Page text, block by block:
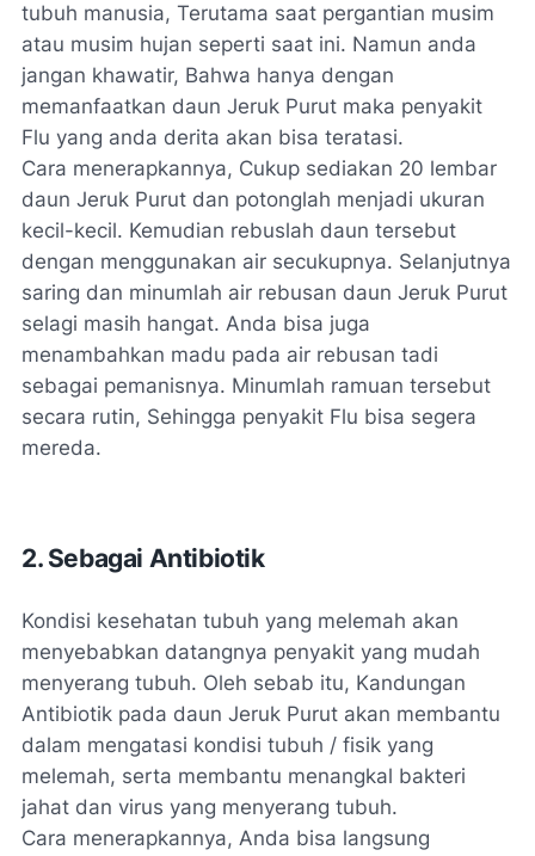
tubuh manusia, Terutama saat pergantian musim
atau musim hujan seperti saat ini. Namun anda
jangan khawatir, Bahwa hanya dengan
memanfaatkan daun Jeruk Purut maka penyakit
Flu yang anda derita akan bisa teratasi.
Cara menerapkannya, Cukup sediakan 20 lembar
daun Jeruk Purut dan potonglah menjadi ukuran
kecil-kecil. Kemudian rebuslah daun tersebut
dengan menggunakan air secukupnya. Selanjutnya
saring dan minumlah air rebusan daun Jeruk Purut
selagi masih hangat. Anda bisa juga
menambahkan madu pada air rebusan tadi
sebagai pemanisnya. Minumlah ramuan tersebut
secara rutin, Sehingga penyakit Flu bisa segera
mereda.
2. Sebagai Antibiotik
Kondisi kesehatan tubuh yang melemah akan
menyebabkan datangnya penyakit yang mudah
menyerang tubuh. Oleh sebab itu, Kandungan
Antibiotik pada daun Jeruk Purut akan membantu
dalam mengatasi kondisi tubuh / fisik yang
melemah, serta membantu menangkal bakteri
jahat dan virus yang menyerang tubuh.
Cara menerapkannya, Anda bisa langsung